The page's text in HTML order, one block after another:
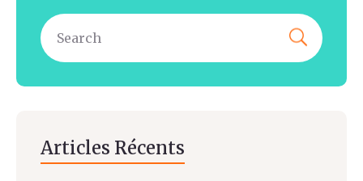
Articles Récents